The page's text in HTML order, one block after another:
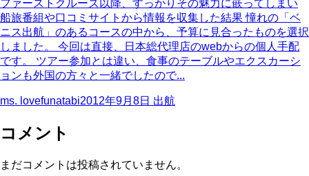
ファーストクルーズ以降、すっかりその魅力に嵌ってしまい
船旅番組や口コミサイトから情報を収集した結果 憧れの「ベ
ニス出航」のあるコースの中から、予算に見合ったものを選択
しました。 今回は直接、日本総代理店のwebからの個人手配
です。 ツアー参加とは違い、食事のテーブルやエクスカーシ
ョンも外国の方々と一緒でしたので...
ms. lovefunatabi2012年9月8日 出航
コメント
まだコメントは投稿されていません。